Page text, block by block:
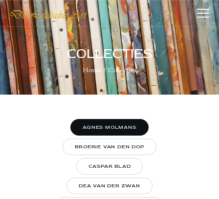
COLLECTIES
Home Collecties
DE LEIDSCHE ART
De plaatst voor kunst
HOME
COLLECTIES
WIE WIJ ZIJN
NIEUWS
CONTACT
AGNES MOLMANS
BROERIE VAN DEN DOP
CASPAR BLAD
DEA VAN DER ZWAN